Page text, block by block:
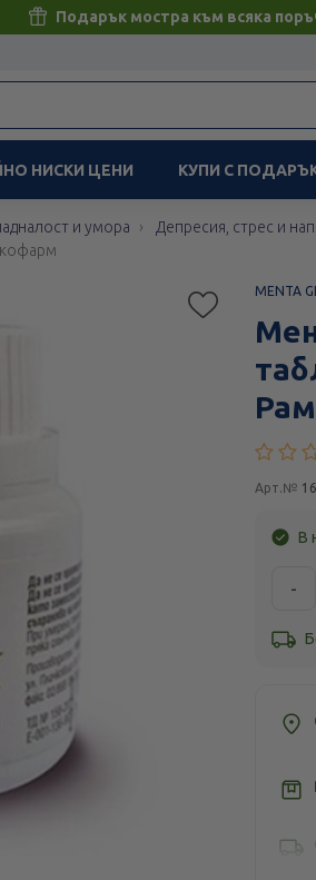
Подарък мостра към всяка
НИСКИ ЦЕНИ КУПИ С
и умора Депресия, стрес и
MENTA
Арт.№
В
-